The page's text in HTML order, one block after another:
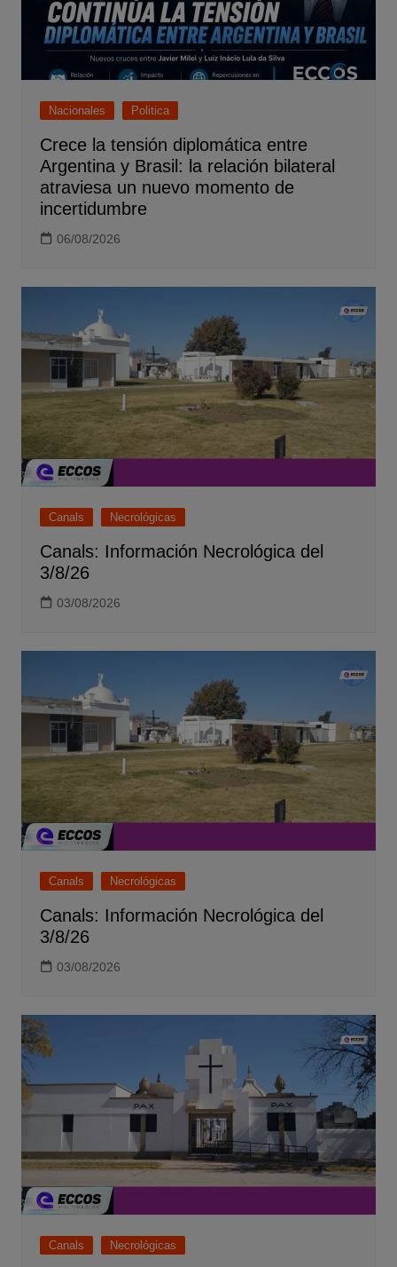
Nacionales Politica
Crece la tensión diplomática entre
Argentina y Brasil: la relación bilateral
atraviesa un nuevo momento de
incertidumbre
06/08/2026
Canals Necrológicas
Canals: Información Necrológica del
3/8/26
03/08/2026
Canals Necrológicas
Canals: Información Necrológica del
3/8/26
03/08/2026
Canals Necrológicas